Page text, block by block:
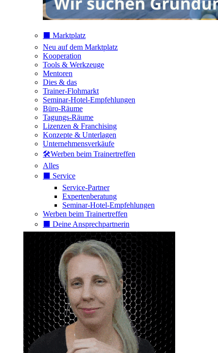
⬛️ Marktplatz
Neu auf dem Marktplatz
Kooperation
Tools & Werkzeuge
Mentoren
Dies & das
Trainer-Flohmarkt
Seminar-Hotel-Empfehlungen
Büro-Räume
Tagungs-Räume
Lizenzen & Franchising
Konzepte & Unterlagen
Unternehmensverkäufe
🛠️Werben beim Trainertreffen
Alles
⬛️ Service
Service-Partner
Expertenberatung
Seminar-Hotel-Empfehlungen
Werben beim Trainertreffen
⬛️ Deine Ansprechpartnerin